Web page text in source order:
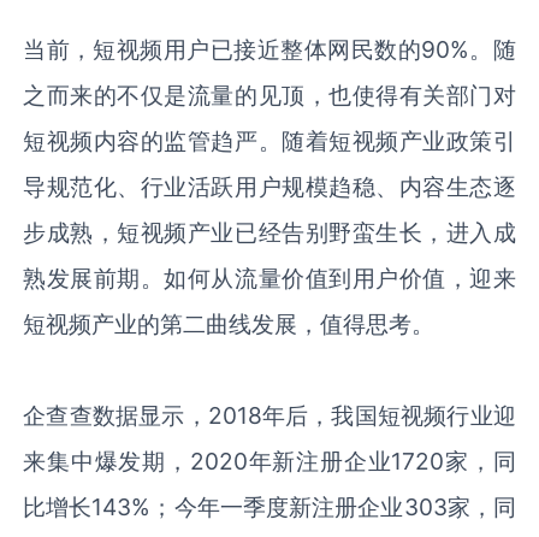
当前，短视频用户已接近整体网民数的90%。随
之而来的不仅是流量的见顶，也使得有关部门对
短视频内容的监管趋严。随着短视频产业政策引
导规范化、行业活跃用户规模趋稳、内容生态逐
步成熟，短视频产业已经告别野蛮生长，进入成
熟发展前期。如何从流量价值到用户价值，迎来
短视频产业的第二曲线发展，值得思考。
企查查数据显示， 2018年后，我国短视频行业迎
来集中爆发期， 2020年新注册企业1720家，同
比增长143% ；今年一季度新注册企业303家，同